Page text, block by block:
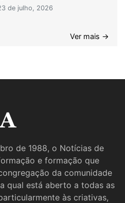
de julho, 2026
Ver mais →
de 1988, o Notícias de
e formação que
da comunidade
qual está aberto a todas as
às criativas,